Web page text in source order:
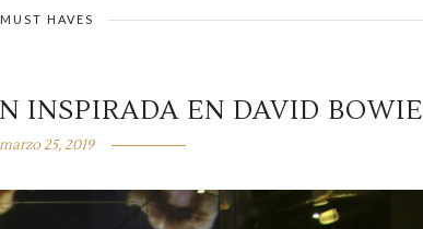
MUST HAVES
INSPIRADA EN DAVID BOWIE
marzo 25, 2019